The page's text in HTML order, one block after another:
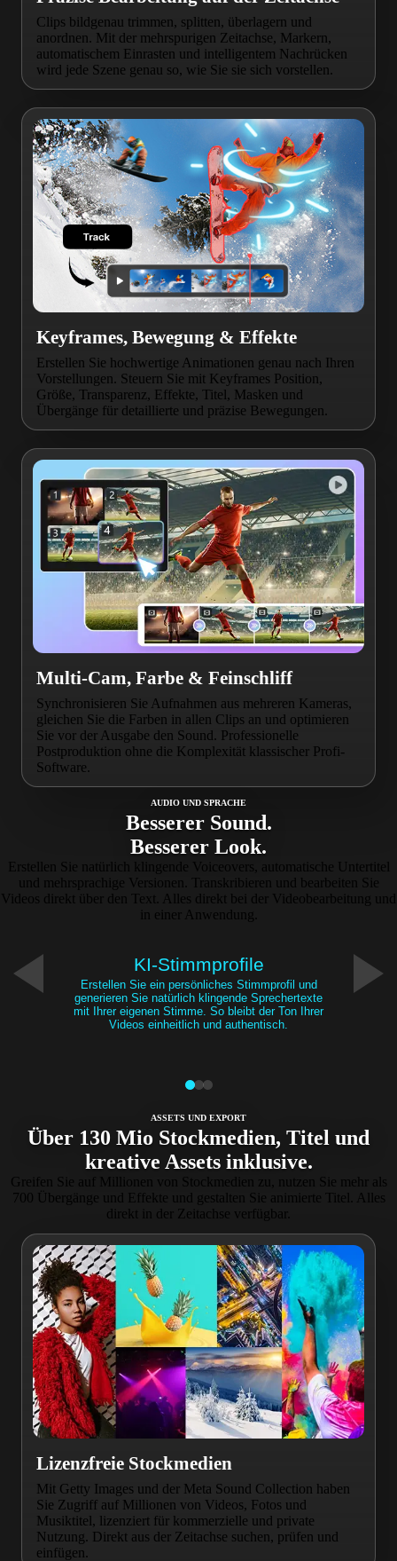
Clips bildgenau trimmen, splitten, überlagern und
anordnen. Mit der mehrspurigen Zeitachse, Markern,
automatischem Einrasten und intelligentem Nachrücken
wird jede Szene genau so, wie Sie sie sich vorstellen.
Keyframes, Bewegung & Effekte
Erstellen Sie hochwertige Animationen genau nach Ihren
Vorstellungen. Steuern Sie mit Keyframes Position,
Größe, Transparenz, Effekte, Titel, Masken und
Übergänge für detaillierte und präzise Bewegungen.
Multi-Cam, Farbe & Feinschliff
Synchronisieren Sie Aufnahmen aus mehreren Kameras,
gleichen Sie die Farben in allen Clips an und optimieren
Sie vor der Ausgabe den Sound. Professionelle
Postproduktion ohne die Komplexität klassischer Profi-
Software.
AUDIO UND SPRACHE
Besserer Sound.
Besserer Look.
Erstellen Sie natürlich klingende Voiceovers, automatische Untertitel
und mehrsprachige Versionen. Transkribieren und bearbeiten Sie
Videos direkt über den Text. Alles direkt bei der Videobearbeitung und
in einer Anwendung.
KI-Stimmprofile
Erstellen Sie ein persönliches Stimmprofil und
generieren Sie natürlich klingende Sprechertexte
mit Ihrer eigenen Stimme. So bleibt der Ton Ihrer
Videos einheitlich und authentisch.
ASSETS UND EXPORT
Über 130 Mio Stockmedien, Titel und
kreative Assets inklusive.
Greifen Sie auf Millionen von Stockmedien zu, nutzen Sie mehr als
700 Übergänge und Effekte und gestalten Sie animierte Titel. Alles
direkt in der Zeitachse verfügbar.
Lizenzfreie Stockmedien
Mit Getty Images und der Meta Sound Collection haben
Sie Zugriff auf Millionen von Videos, Fotos und
Musiktitel, lizenziert für kommerzielle und private
Nutzung. Direkt aus der Zeitachse suchen, prüfen und
einfügen.